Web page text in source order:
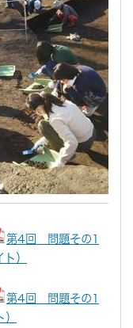
第4回 問題その1
）
第4回 問題その1